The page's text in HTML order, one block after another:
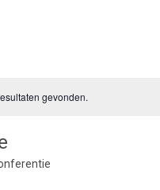
gevonden.